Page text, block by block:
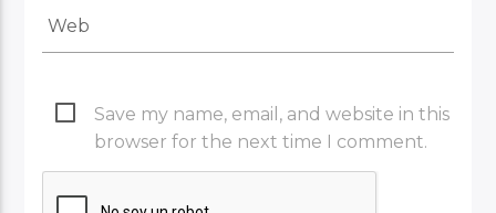
Save my name, email, and website in this
browser for the next time I comment.